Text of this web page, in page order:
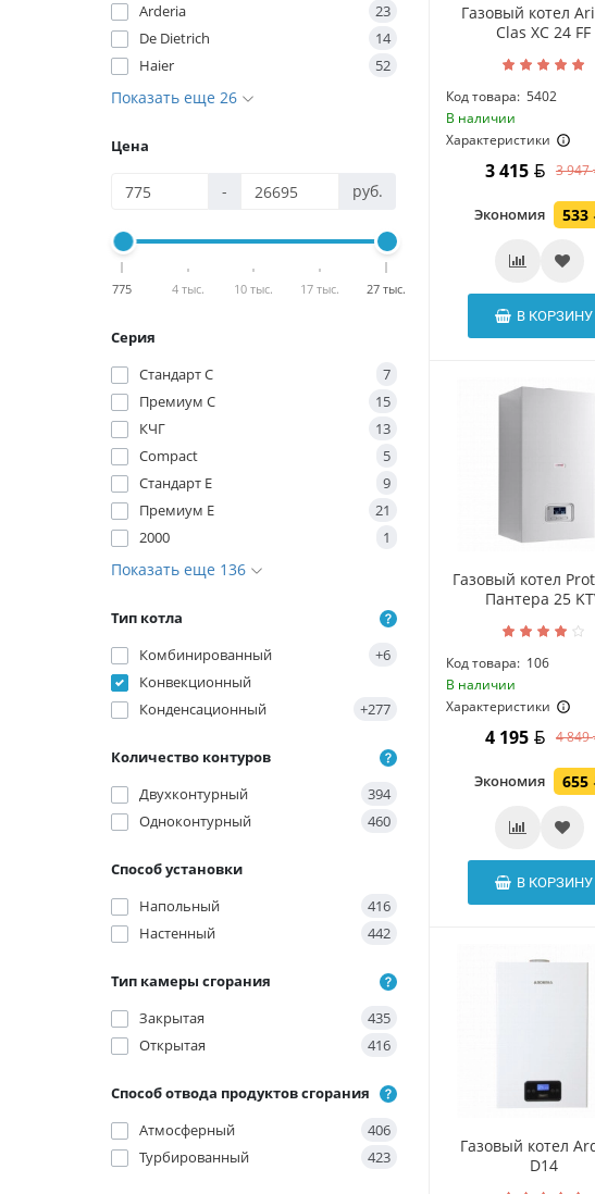
Arderia
23
De Dietrich
14
Haier
52
Показать еще 26
Цена
- руб.
775 4 тыс. 10 тыс. 17 тыс. 27 тыс.
Серия
Стандарт С
7
Премиум C
15
КЧГ
13
Compact
5
Стандарт E
9
Премиум E
21
2000
1
Показать еще 136
Тип котла
Комбинированный
+6
Конвекционный
Конденсационный
+277
Количество контуров
Двухконтурный
394
Одноконтурный
460
Способ установки
Напольный
416
Настенный
442
Тип камеры сгорания
Закрытая
435
Открытая
416
Способ отвода продуктов сгорания
Атмосферный
406
Турбированный
423
Газовый котел
Clas XC 24 FF
Код товара: 5402
В наличии
Характеристики
3 415 3 947
Экономия 533
В КОРЗИНУ
Газовый котел
Пантера 25
Код товара: 106
В наличии
Характеристики
4 195 4 849
Экономия 655
В КОРЗИНУ
Газовый котел
D14